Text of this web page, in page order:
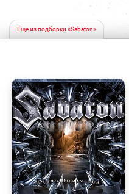
Еще из подборки «Sabaton»